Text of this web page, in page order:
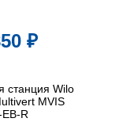
₽
станция Wilo
MVIS
R